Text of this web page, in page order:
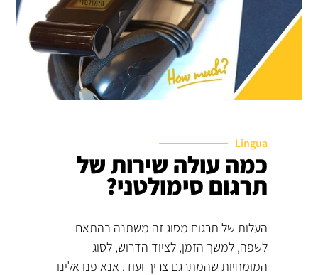
Lingua
כמה עולה שירות של
תרגום סימולטני?
העלות של תרגום מסוג זה משתנה בהתאם
לשפה, למשך הזמן, לציוד הדרוש, לסוג
המומחיות שהמתרגם צריך ועוד. אנא פנו אלינו